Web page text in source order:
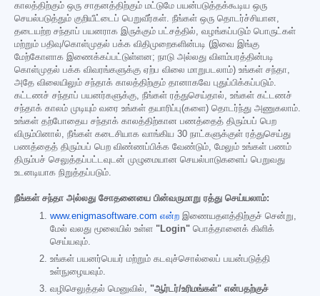
காலத்திற்கும் ஒரு சாதனத்திற்கும் மட்டுமே பயன்படுத்தக்கூடிய ஒரு
செயல்படுத்தும் குறியீட்டைப் பெறுவீர்கள். நீங்கள் ஒரு தொடர்ச்சியான,
தடையற்ற சந்தாப் பயனராக இருக்கும் பட்சத்தில், வழங்கப்படும் பொருட்கள்
மற்றும் பதிவு/கொள்முதல் பக்க விதிமுறைகளின்படி (இவை இங்கு
மேற்கோளாக இணைக்கப்பட்டுள்ளன; நாடு அல்லது விளம்பரத்தின்படி
கொள்முதல் பக்க விவரங்களுக்கு ஏற்ப விலை மாறுபடலாம்) உங்கள் சந்தா,
அதே விலையிலும் சந்தாக் காலத்திற்கும் தானாகவே புதுப்பிக்கப்படும்.
கட்டணச் சந்தாப் பயனர்களுக்கு, நீங்கள் ரத்துசெய்தால், உங்கள் கட்டணச்
சந்தாக் காலம் முடியும் வரை உங்கள் தயாரிப்பு(களை) தொடர்ந்து அணுகலாம்.
உங்கள் தற்போதைய சந்தாக் காலத்திற்கான பணத்தைத் திரும்பப் பெற
விரும்பினால், நீங்கள் கடைசியாக வாங்கிய 30 நாட்களுக்குள் ரத்துசெய்து
பணத்தைத் திரும்பப் பெற விண்ணப்பிக்க வேண்டும், மேலும் உங்கள் பணம்
திரும்பச் செலுத்தப்பட்டவுடன் முழுமையான செயல்பாடுகளைப் பெறுவது
உடனடியாக நிறுத்தப்படும்.
நீங்கள் சந்தா அல்லது சோதனையை பின்வருமாறு ரத்து செய்யலாம்:
www.enigmasoftware.com என்ற இணையதளத்திற்குச் சென்று,
மேல் வலது மூலையில் உள்ள "Login" பொத்தானைக் கிளிக்
செய்யவும்.
உங்கள் பயனர்பெயர் மற்றும் கடவுச்சொல்லைப் பயன்படுத்தி
உள்நுழையவும்.
வழிசெலுத்தல் மெனுவில், "ஆர்டர்/உரிமங்கள்" என்பதற்குச்